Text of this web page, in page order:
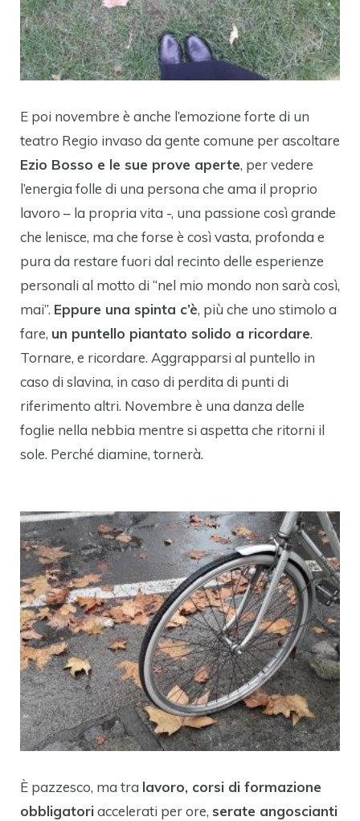
E poi novembre è anche l’emozione forte di un
teatro Regio invaso da gente comune per ascoltare
Ezio Bosso e le sue prove aperte, per vedere
l’energia folle di una persona che ama il proprio
lavoro – la propria vita -, una passione così grande
che lenisce, ma che forse è così vasta, profonda e
pura da restare fuori dal recinto delle esperienze
personali al motto di “nel mio mondo non sarà così,
mai”. Eppure una spinta c’è, più che uno stimolo a
fare, un puntello piantato solido a ricordare.
Tornare, e ricordare. Aggrapparsi al puntello in
caso di slavina, in caso di perdita di punti di
riferimento altri. Novembre è una danza delle
foglie nella nebbia mentre si aspetta che ritorni il
sole. Perché diamine, tornerà.
È pazzesco, ma tra lavoro, corsi di formazione
obbligatoriaccelerati per ore, serate angoscianti